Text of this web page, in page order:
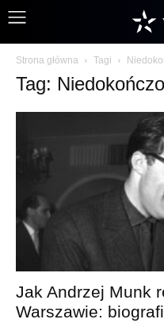
Strona główna Tagi
Tag:
Jak Andrzej Munk
Warszawie: